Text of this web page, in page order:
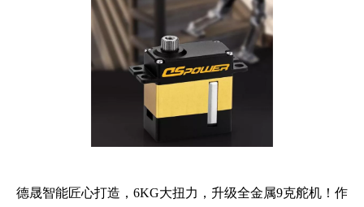
德晟智能匠心打造，6KG大扭力，升级全金属9克舵机！作